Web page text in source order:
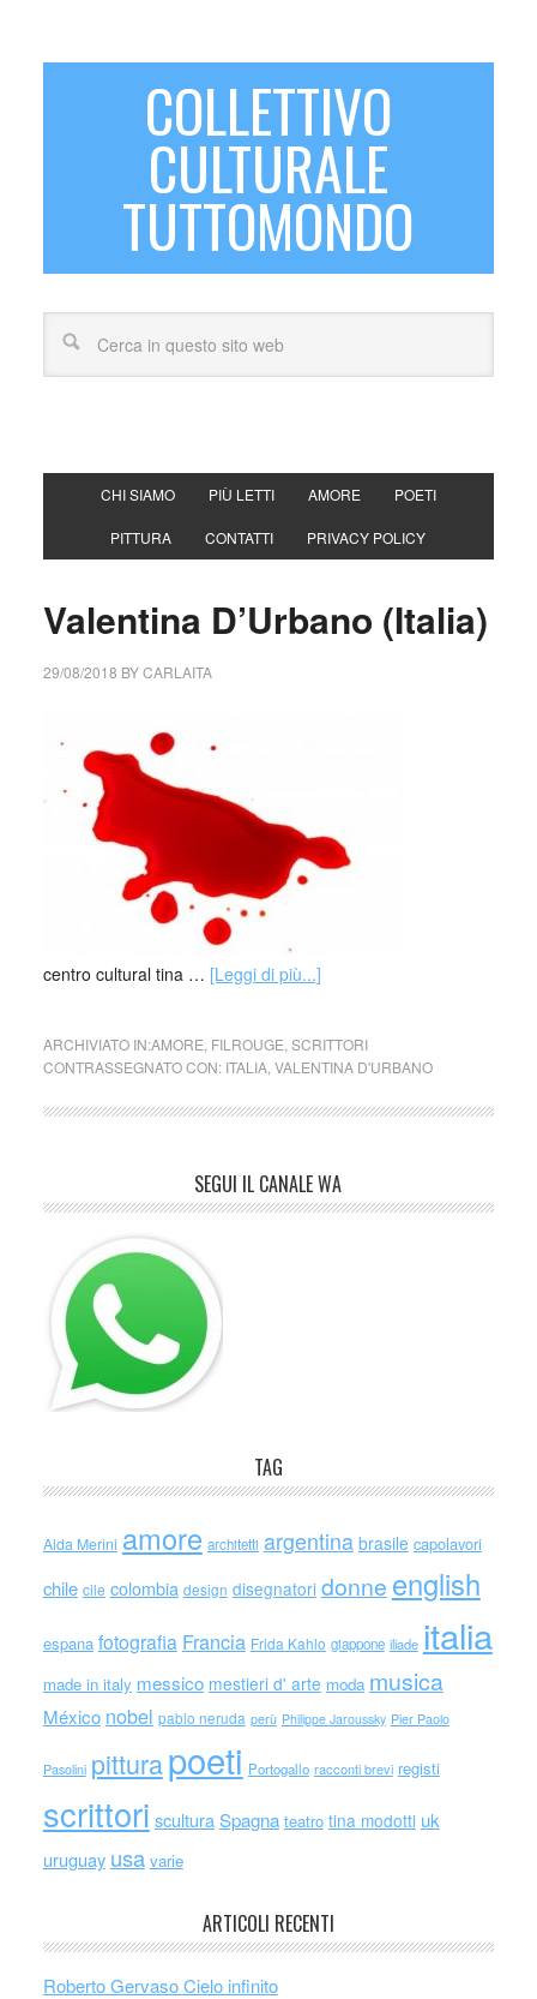
COLLETTIVO
CULTURALE
TUTTOMONDO
CHI SIAMO PIÙ LETTI AMORE POETI
PITTURA CONTATTI PRIVACY POLICY
Valentina D’Urbano (Italia)
29/08/2018 BYCARLAITA
centro cultural tina … [Leggi di più...]
ARCHIVIATO IN:AMORE FILROUGE SCRITTORI
CONTRASSEGNATO CON: ITALIA, VALENTINA D'URBANO
SEGUI IL CANALE WA
TAG
Alda Merini amore architetti argentina brasile capolavori
chile cile colombia design disegnatori donne english
espana fotografia Francia Frida Kahlo giappone iliade italia
made in italy messico mestieri d' arte moda musica
México nobel pablo neruda perù Philippe Jaroussky Pier Paolo
Pasolini pitturapoeti Portogallo racconti brevi registi
scrittori scultura Spagna teatro tina modotti uk
uruguay usa varie
ARTICOLI RECENTI
Roberto Gervaso Cielo infinito